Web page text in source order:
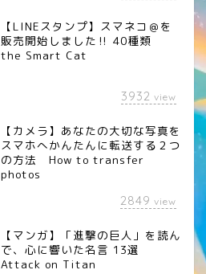
【LINEスタンプ】スマネコ＠を
販売開始しました‼︎ 40種類
the Smart Cat
3932 view
【カメラ】あなたの大切な写真を
スマホへかんたんに転送する２つ
の方法 How to transfer
photos
2849 view
【マンガ】「進撃の巨人」を読ん
で、心に響いた名言 13選
Attack on Titan